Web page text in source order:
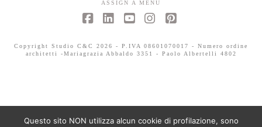
ASSIGN A MENU
Copyright Studio C&C 2026 - P.IVA 08601070017 - Numero ordine
architetti -Mariagrazia Abbaldo 3351 - Paolo Albertelli 4802
Questo sito NON utilizza alcun cookie di profilazione, sono